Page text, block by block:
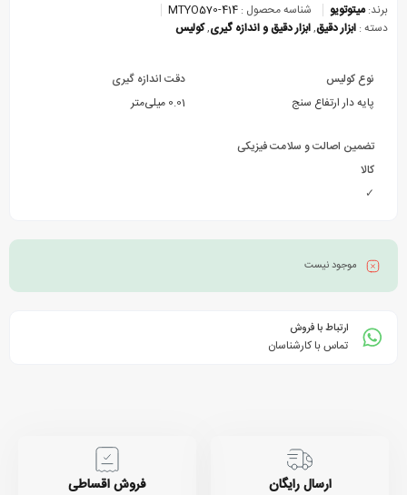
برند:میتوتویو شناسه محصول : MTYO570-414
دسته : ابزار دقیق,ابزار دقیق و اندازه گیری,کولیس
نوع کولیس
پایه دار ارتفاع سنج
دقت اندازه‌ گیری
0.01 میلی‌متر
تضمین اصالت و سلامت فیزیکی
کالا
✓
موجود نیست
ارتباط با فروش
تماس با کارشناسان
ارسال رایگان فروش اقساطی